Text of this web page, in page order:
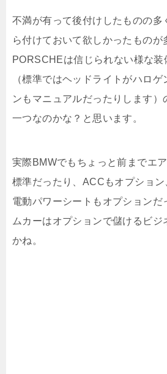
不満が有って後付けしたものの多
ら付けておいて欲しかったものが
PORSCHEは信じられない様な装
（標準ではヘッドライトがハロゲ
ンもマニュアルだったりします）
一つなのかな？と思います。
実際BMWでもちょっと前までエ
標準だったり、ACCもオプショ
電動パワーシートもオプションだ
ムカーはオプションで儲けるビジ
かね。